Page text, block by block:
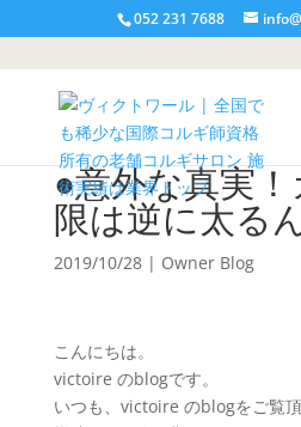
052 231 7688
●意外な真実
限は逆に太る
2019/10/28| Owner Blog
こんにちは。
victoire のblogです。
いつも、victoire のblogをご覧